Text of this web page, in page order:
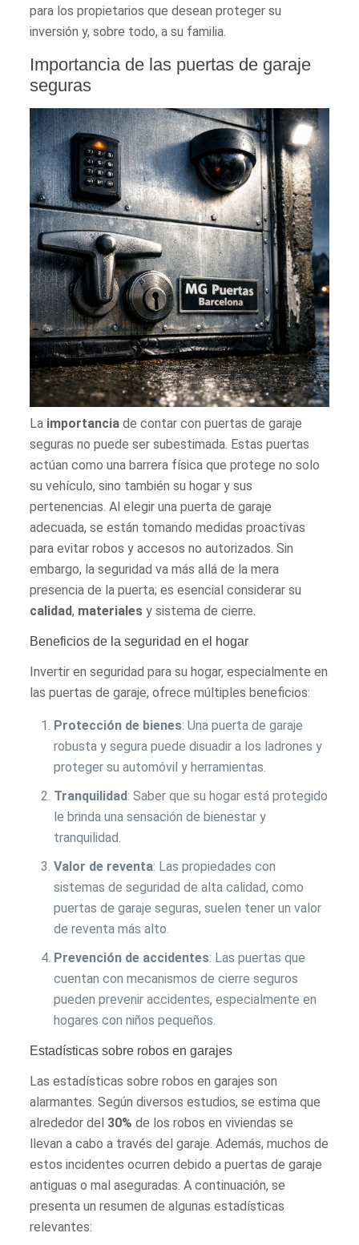
para los propietarios que desean proteger su
inversión y, sobre todo, a su familia.
Importancia de las puertas de garaje
seguras
La importancia de contar con puertas de garaje
seguras no puede ser subestimada. Estas puertas
actúan como una barrera física que protege no solo
su vehículo, sino también su hogar y sus
pertenencias. Al elegir una puerta de garaje
adecuada, se están tomando medidas proactivas
para evitar robos y accesos no autorizados. Sin
embargo, la seguridad va más allá de la mera
presencia de la puerta; es esencial considerar su
calidad, materiales y sistema de cierre.
Beneficios de la seguridad en el hogar
Invertir en seguridad para su hogar, especialmente en
las puertas de garaje, ofrece múltiples beneficios:
Protección de bienes: Una puerta de garaje
robusta y segura puede disuadir a los ladrones y
proteger su automóvil y herramientas.
Tranquilidad: Saber que su hogar está protegido
le brinda una sensación de bienestar y
tranquilidad.
Valor de reventa: Las propiedades con
sistemas de seguridad de alta calidad, como
puertas de garaje seguras, suelen tener un valor
de reventa más alto.
Prevención de accidentes: Las puertas que
cuentan con mecanismos de cierre seguros
pueden prevenir accidentes, especialmente en
hogares con niños pequeños.
Estadísticas sobre robos en garajes
Las estadísticas sobre robos en garajes son
alarmantes. Según diversos estudios, se estima que
alrededor del 30% de los robos en viviendas se
llevan a cabo a través del garaje. Además, muchos de
estos incidentes ocurren debido a puertas de garaje
antiguas o mal aseguradas. A continuación, se
presenta un resumen de algunas estadísticas
relevantes: